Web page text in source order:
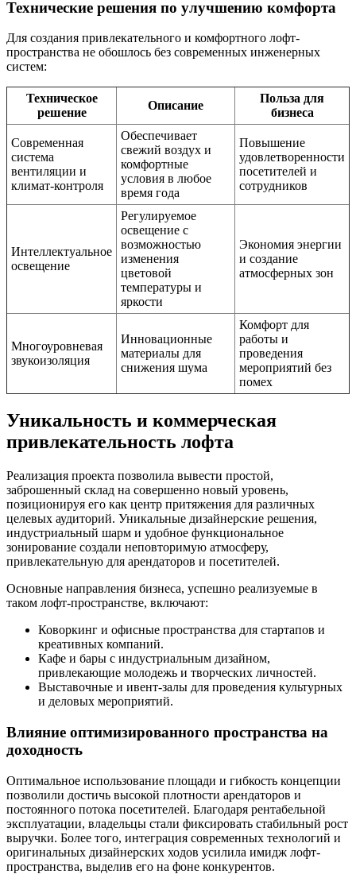
Технические решения по улучшению комфорта
Для создания привлекательного и комфортного лофт-
пространства не обошлось без современных инженерных
систем:
Техническое
решение
Описание
Польза для
бизнеса
Современная
система
вентиляции и
климат-контроля
Обеспечивает
свежий воздух и
комфортные
условия в любое
время года
Повышение
удовлетворенности
посетителей и
сотрудников
Интеллектуальное
освещение
Регулируемое
освещение с
возможностью
изменения
цветовой
температуры и
яркости
Экономия энергии
и создание
атмосферных зон
Многоуровневая
звукоизоляция
Инновационные
материалы для
снижения шума
Комфорт для
работы и
проведения
мероприятий без
помех
Уникальность и коммерческая
привлекательность лофта
Реализация проекта позволила вывести простой,
заброшенный склад на совершенно новый уровень,
позиционируя его как центр притяжения для различных
целевых аудиторий. Уникальные дизайнерские решения,
индустриальный шарм и удобное функциональное
зонирование создали неповторимую атмосферу,
привлекательную для арендаторов и посетителей.
Основные направления бизнеса, успешно реализуемые в
таком лофт-пространстве, включают:
Коворкинг и офисные пространства для стартапов и
креативных компаний.
Кафе и бары с индустриальным дизайном,
привлекающие молодежь и творческих личностей.
Выставочные и ивент-залы для проведения культурных
и деловых мероприятий.
Влияние оптимизированного пространства на
доходность
Оптимальное использование площади и гибкость концепции
позволили достичь высокой плотности арендаторов и
постоянного потока посетителей. Благодаря рентабельной
эксплуатации, владельцы стали фиксировать стабильный рост
выручки. Более того, интеграция современных технологий и
оригинальных дизайнерских ходов усилила имидж лофт-
пространства, выделив его на фоне конкурентов.